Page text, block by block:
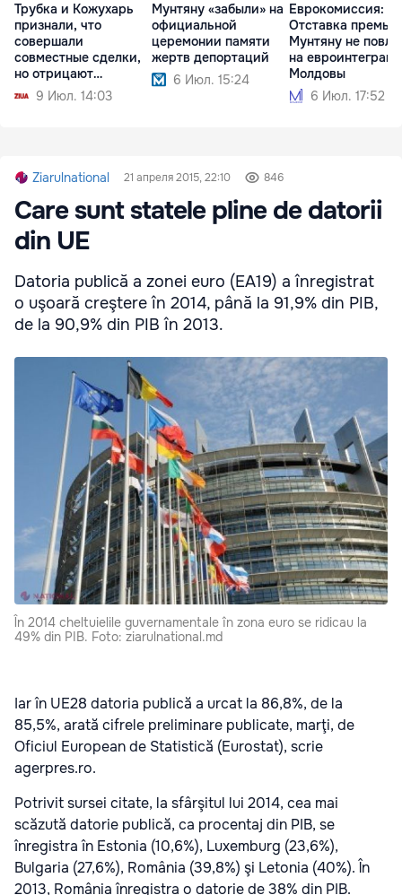
Трубка и Кожухарь
признали, что
совершали
совместные сделки,
но отрицают
партнерство
9 Июл. 14:03
Мунтяну «забыли» на
официальной
церемонии памяти
жертв депортаций
6 Июл. 15:24
Еврокомиссия:
Отставка
Мунтяну не
на
Молдовы
6 Июл. 17:52
Ziarulnational 21 апреля 2015, 22:10 846
Care sunt statele pline de datorii
din UE
Datoria publică a zonei euro (EA19) a înregistrat
o uşoară creştere în 2014, până la 91,9% din PIB,
de la 90,9% din PIB în 2013.
În 2014 cheltuielile guvernamentale în zona euro se ridicau la
49% din PIB. Foto: ziarulnational.md
Iar în UE28 datoria publică a urcat la 86,8%, de la
85,5%, arată cifrele preliminare publicate, marţi, de
Oficiul European de Statistică (Eurostat), scrie
agerpres.ro.
Potrivit sursei citate, la sfârşitul lui 2014, cea mai
scăzută datorie publică, ca procentaj din PIB, se
înregistra în Estonia (10,6%), Luxemburg (23,6%),
Bulgaria (27,6%), România (39,8%) şi Letonia (40%). În
2013, România înregistra o datorie de 38% din PIB.